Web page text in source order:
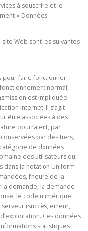
à souscrire et le
« Données
Web sont les suivantes
pour faire fonctionner
normal,
est impliquée
Internet. Il s’agit
être associées à des
pourraient, par
par des tiers,
de données
des utilisateurs qui
dans la notation Uniform
l’heure de la
demande, la demande
le code numérique
(succès, erreur,
Ces données
statistiques